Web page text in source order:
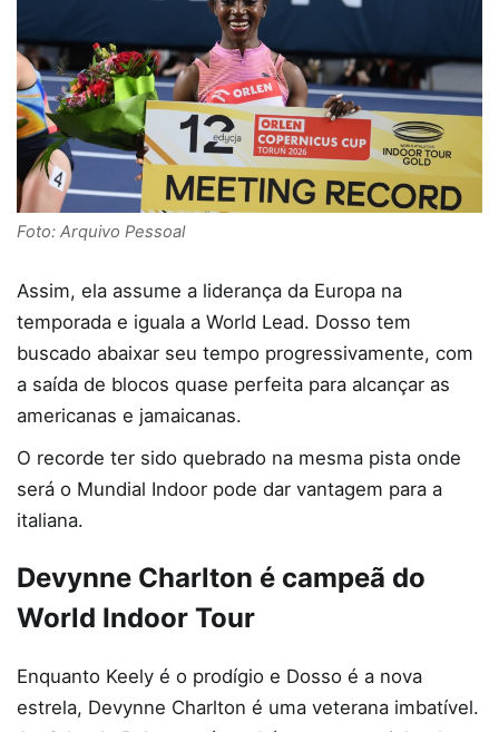
Foto: Arquivo Pessoal
Assim, ela assume a liderança da Europa na
temporada e iguala a World Lead. Dosso tem
buscado abaixar seu tempo progressivamente, com
a saída de blocos quase perfeita para alcançar as
americanas e jamaicanas.
O recorde ter sido quebrado na mesma pista onde
será o Mundial Indoor pode dar vantagem para a
italiana.
Devynne Charlton é campeã do
World Indoor Tour
Enquanto Keely é o prodígio e Dosso é a nova
estrela, Devynne Charlton é uma veterana imbatível.